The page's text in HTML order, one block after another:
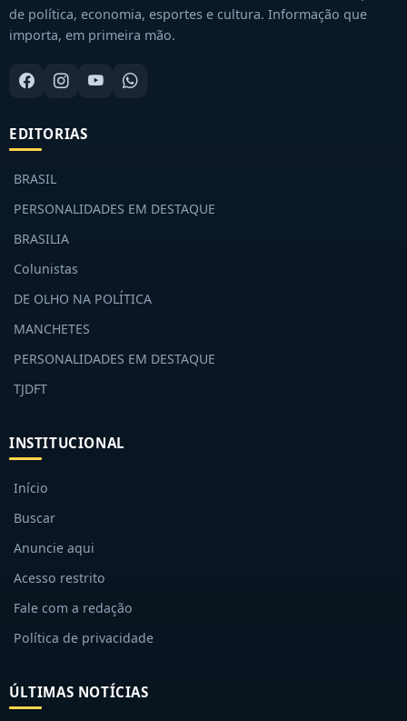
de política, economia, esportes e cultura. Informação que
importa, em primeira mão.
EDITORIAS
BRASIL
PERSONALIDADES EM DESTAQUE
BRASILIA
Colunistas
DE OLHO NA POLÍTICA
MANCHETES
PERSONALIDADES EM DESTAQUE
TJDFT
INSTITUCIONAL
Início
Buscar
Anuncie aqui
Acesso restrito
Fale com a redação
Política de privacidade
ÚLTIMAS NOTÍCIAS